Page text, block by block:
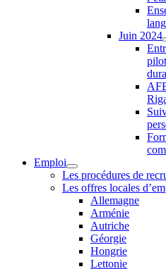
Juin 2024
Emploi
Les procédures de
Les offres locales
Allemagne
Arménie
Autriche
Géorgie
Hongrie
Lettonie